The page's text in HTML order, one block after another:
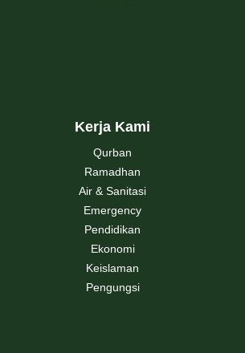
Kerja Kami
Qurban
Ramadhan
Air & Sanitasi
Emergency
Pendidikan
Ekonomi
Keislaman
Pengungsi